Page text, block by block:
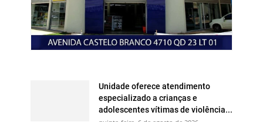
Unidade oferece atendimento
especializado a crianças e
adolescentes vítimas de violência...